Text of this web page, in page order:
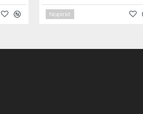
Nopirkt